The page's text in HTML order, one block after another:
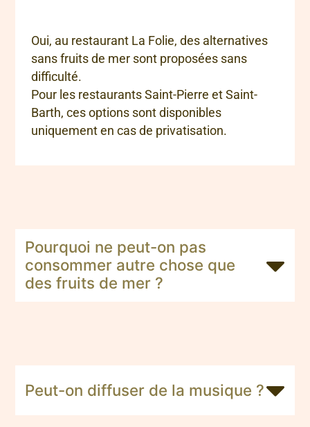
Oui, au restaurant La Folie, des alternatives
sans fruits de mer sont proposées sans
difficulté.
Pour les restaurants Saint-Pierre et Saint-
Barth, ces options sont disponibles
uniquement en cas de privatisation.
Pourquoi ne peut-on pas
consommer autre chose que
des fruits de mer ?
Peut-on diffuser de la musique ?